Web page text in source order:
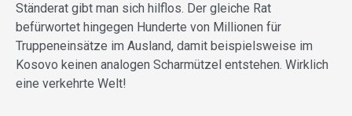
Ständerat gibt man sich hilflos. Der gleiche Rat
befürwortet hingegen Hunderte von Millionen für
Truppeneinsätze im Ausland, damit beispielsweise im
Kosovo keinen analogen Scharmützel entstehen. Wirklich
eine verkehrte Welt!